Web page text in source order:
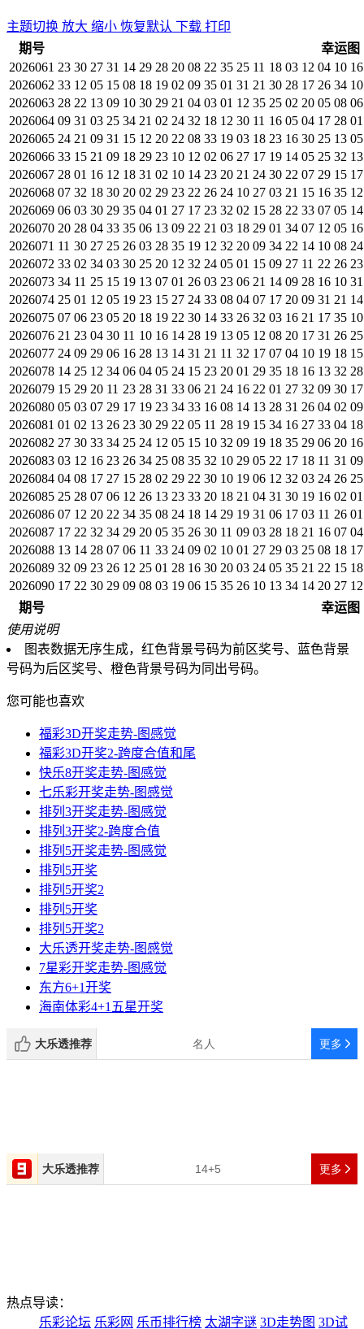
主题切换 放大 缩小 恢复默认 下载 打印
期号
幸运图
2026061 23 30 27 31 14 29 28 20 08 22 35 25 11 18 03 12 04 10 16
2026062 33 12 05 15 08 18 19 02 09 35 01 31 21 30 28 17 26 34 10
2026063 28 22 13 09 10 30 29 21 04 03 01 12 35 25 02 20 05 08 06
2026064 09 31 03 25 34 21 02 24 32 18 12 30 11 16 05 04 17 28 01
2026065 24 21 09 31 15 12 20 22 08 33 19 03 18 23 16 30 25 13 05
2026066 33 15 21 09 18 29 23 10 12 02 06 27 17 19 14 05 25 32 13
2026067 28 01 16 12 18 31 02 10 14 23 20 21 24 30 22 07 29 15 17
2026068 07 32 18 30 20 02 29 23 22 26 24 10 27 03 21 15 16 35 12
2026069 06 03 30 29 35 04 01 27 17 23 32 02 15 28 22 33 07 05 14
2026070 20 28 04 33 35 06 13 09 22 21 03 18 29 01 34 07 12 05 16
2026071 11 30 27 25 26 03 28 35 19 12 32 20 09 34 22 14 10 08 24
2026072 33 02 34 03 30 25 20 12 32 24 05 01 15 09 27 11 22 26 23
2026073 34 11 25 15 19 13 07 01 26 03 23 06 21 14 09 28 16 10 31
2026074 25 01 12 05 19 23 15 27 24 33 08 04 07 17 20 09 31 21 14
2026075 07 06 23 05 20 18 19 22 30 14 33 26 32 03 16 21 17 35 10
2026076 21 23 04 30 11 10 16 14 28 19 13 05 12 08 20 17 31 26 25
2026077 24 09 29 06 16 28 13 14 31 21 11 32 17 07 04 10 19 18 15
2026078 14 25 12 34 06 04 05 24 15 23 20 01 29 35 18 16 13 32 28
2026079 15 29 20 11 23 28 31 33 06 21 24 16 22 01 27 32 09 30 17
2026080 05 03 07 29 17 19 23 34 33 16 08 14 13 28 31 26 04 02 09
2026081 01 02 13 26 23 30 29 22 05 11 28 19 15 34 16 27 33 04 18
2026082 27 30 33 34 25 24 12 05 15 10 32 09 19 18 35 29 06 20 16
2026083 03 12 16 23 26 34 25 08 35 32 10 29 05 22 17 18 11 31 09
2026084 04 08 17 27 15 28 02 29 22 30 10 19 06 12 32 03 24 26 25
2026085 25 28 07 06 12 26 13 23 33 20 18 21 04 31 30 19 16 02 01
2026086 07 12 20 22 34 35 08 24 18 14 29 19 31 06 17 03 11 26 01
2026087 17 22 32 34 29 20 05 35 26 30 11 09 03 28 18 21 16 07 04
2026088 13 14 28 07 06 11 33 24 09 02 10 01 27 29 03 25 08 18 17
2026089 32 09 23 26 12 25 01 28 16 30 20 03 24 05 35 21 22 15 18
2026090 17 22 30 29 09 08 03 19 06 15 35 26 10 13 34 14 20 27 12
期号
幸运图
使用说明
图表数据无序生成，红色背景号码为前区奖号、蓝色背景
号码为后区奖号、橙色背景号码为同出号码。
您可能也喜欢
福彩3D开奖走势-图感觉
福彩3D开奖2-跨度合值和尾
快乐8开奖走势-图感觉
七乐彩开奖走势-图感觉
排列3开奖走势-图感觉
排列3开奖2-跨度合值
排列5开奖走势-图感觉
排列5开奖
排列5开奖2
排列5开奖
排列5开奖2
大乐透开奖走势-图感觉
7星彩开奖走势-图感觉
东方6+1开奖
海南体彩4+1五星开奖
热点导读：
乐彩论坛 乐彩网 乐币排行榜 太湖字谜 3D走势图 3D试